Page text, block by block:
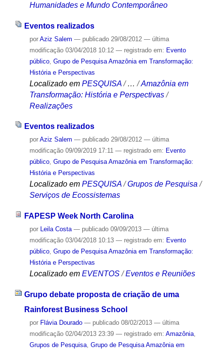
Humanidades e Mundo Contemporâneo
Eventos realizados
por Aziz Salem — publicado29/08/2012 — última
modificação03/04/2018 10:12 — registrado em: Evento
público, Grupo de Pesquisa Amazônia em Transformação:
História e Perspectivas
Localizado em PESQUISA /…/Amazônia em
Transformação: História e Perspectivas /
Realizações
Eventos realizados
por Aziz Salem — publicado29/08/2012 — última
modificação09/09/2019 17:11 — registrado em: Evento
público, Grupo de Pesquisa Amazônia em Transformação:
História e Perspectivas
Localizado em PESQUISA /Grupos de Pesquisa /
Serviços de Ecossistemas
FAPESP Week North Carolina
por Leila Costa — publicado09/09/2013 — última
modificação03/04/2018 10:13 — registrado em: Evento
público, Grupo de Pesquisa Amazônia em Transformação:
História e Perspectivas
Localizado em EVENTOS /Eventos e Reuniões
Grupo debate proposta de criação de uma
Rainforest Business School
por Flávia Dourado — publicado08/02/2013 — última
modificação02/04/2013 23:39 — registrado em: Amazônia,
Grupos de Pesquisa, Grupo de Pesquisa Amazônia em